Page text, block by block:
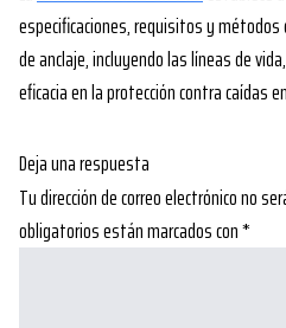
especificaciones, requisitos y
de anclaje, incluyendo las líneas de
eficacia en la protección contra caídas
Deja una respuesta
Tu dirección de correo electrónico no
obligatorios están marcados con*